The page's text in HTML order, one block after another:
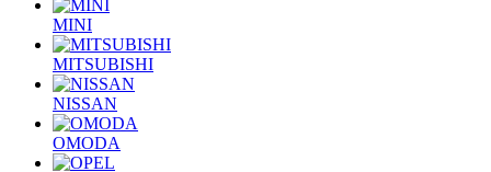
MINI
MITSUBISHI
NISSAN
OMODA